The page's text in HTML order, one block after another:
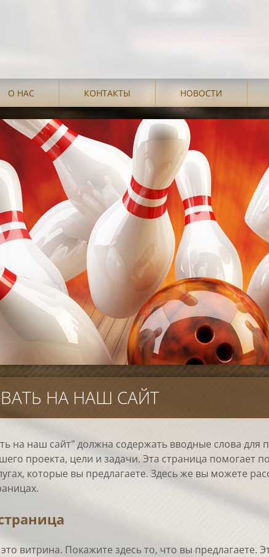
О НАС КОНТАКТЫ НОВОСТИ
НА НАШ САЙТ
на наш сайт" должна содержать вводные слова для
проекта, цели и задачи. Эта страница помогает
которые вы предлагаете. Здесь же вы можете
витрина. Покажите здесь то, что вы предлагаете.